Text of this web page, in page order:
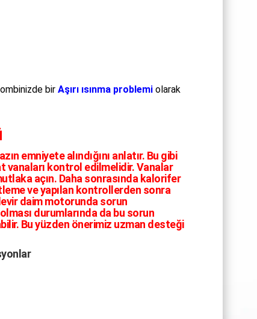
bir Aşırı ısınma problemiolarak
emniyete alındığını anlatır. Bu gibi
vanaları kontrol edilmelidir. Vanalar
açın. Daha sonrasında kalorifer
ve yapılan kontrollerden sonra
daim motorunda sorun
durumlarında da bu sorun
Bu yüzden önerimiz uzman desteği